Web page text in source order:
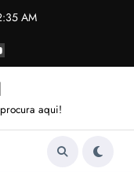
AM
aqui!